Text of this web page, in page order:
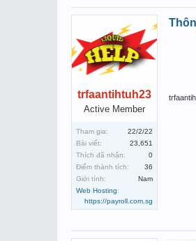
trfaantihtuh23
Active Member
Tham gia:
22/2/22
Bài viết:
23,651
Thích đã nhận:
0
Điểm thành tích:
36
Giới tính:
Nam
Web Hosting:
https://payroll.com.sg